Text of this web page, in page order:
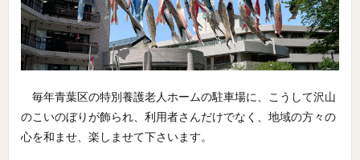
毎年青葉区の特別養護老人ホームの駐車場に、こうして沢山
のこいのぼりが飾られ、利用者さんだけでなく、地域の方々の
心を和ませ、楽しませて下さいます。